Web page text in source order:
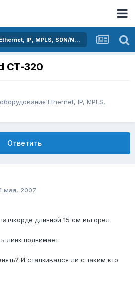
Активное оборудование Ethernet, IP, MPLS, SDN/NFV...
CT-320
Ethernet, IP, MPLS,
Ответить
мая, 2007
длинной 15 см выгорел
линк поднимает.
И сталкивался ли с таким кто